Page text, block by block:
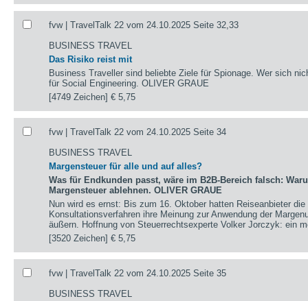
fvw | TravelTalk 22 vom 24.10.2025 Seite 32,33
BUSINESS TRAVEL
Das Risiko reist mit
Business Traveller sind beliebte Ziele für Spionage. Wer sich
für Social Engineering. OLIVER GRAUE
[4749 Zeichen]€ 5,75
fvw | TravelTalk 22 vom 24.10.2025 Seite 34
BUSINESS TRAVEL
Margensteuer für alle und auf alles?
Was für Endkunden passt, wäre im B2B-Bereich falsch:
Margensteuer ablehnen. OLIVER GRAUE
Nun wird es ernst: Bis zum 16. Oktober hatten Reiseanbieter
Konsultationsverfahren ihre Meinung zur Anwendung der
äußern. Hoffnung von Steuerrechtsexperte Volker Jorczyk: ein
[3520 Zeichen]€ 5,75
fvw | TravelTalk 22 vom 24.10.2025 Seite 35
BUSINESS TRAVEL